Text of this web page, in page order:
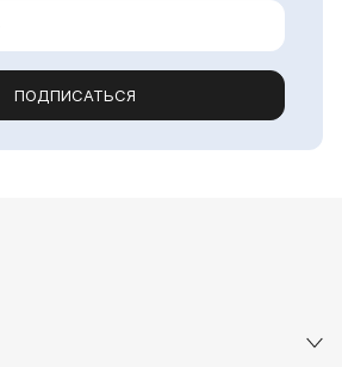
ПОДПИСАТЬСЯ